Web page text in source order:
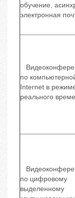
обучение,
электронная
по
Internet в
реального
по цифровому
выделенному